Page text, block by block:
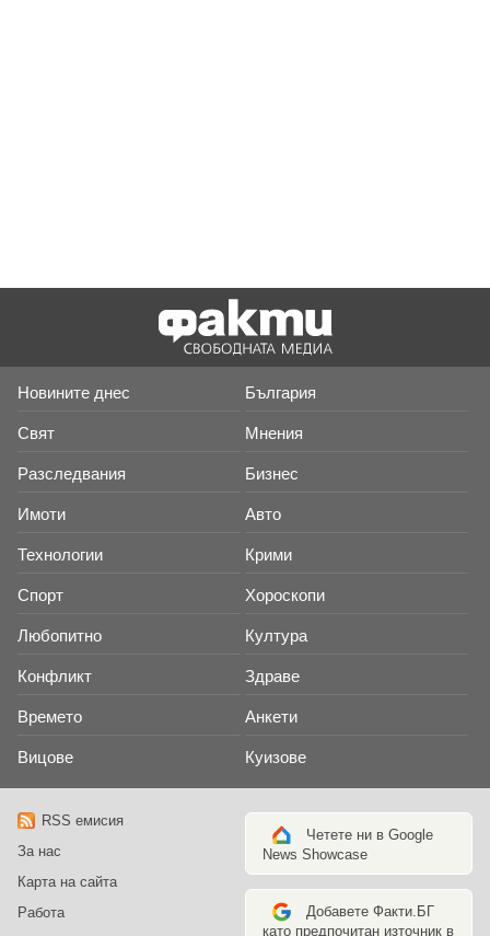
Новините днес България
Свят Мнения
Разследвания Бизнес
Имоти Авто
Технологии Крими
Спорт Хороскопи
Любопитно Култура
Конфликт Здраве
Времето Анкети
Вицове Куизове
RSS емисия
За нас
Карта на сайта
Работа
Четете ни в Google
News Showcase
Добавете Факти.БГ
като предпочитан източник в